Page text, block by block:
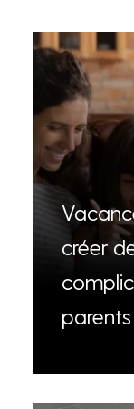
créer
parents